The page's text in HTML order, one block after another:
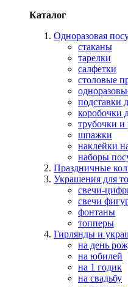
Каталог
Одноразовая
стаканы
тарелки
салфетки
столовые
подставки
коробочки
трубочки и
шпажки
наклейки
наборы
Праздничные
Украшения для
свечи-
свечи
фонтаны
топперы
Гирлянды и
на день
на юбилей
на 1 годик
на свадьбу